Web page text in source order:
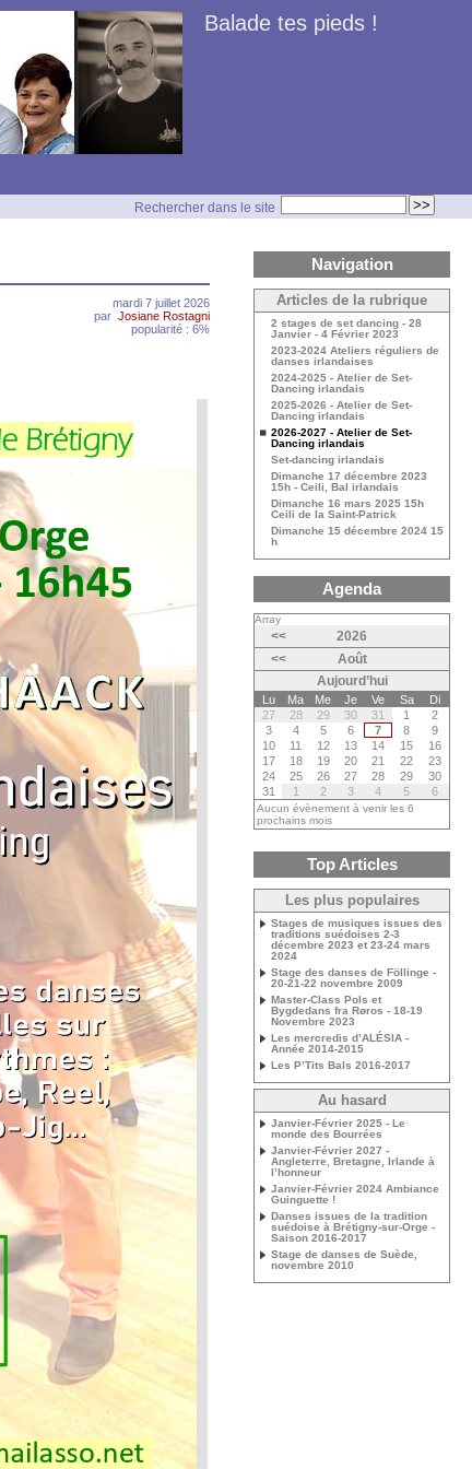
Balade tes pieds !
Rechercher dans le site
mardi 7 juillet 2026
par Josiane Rostagni
popularité : 6%
Navigation
Articles de la rubrique
2 stages de set dancing - 28
Janvier - 4 Février 2023
2023-2024 Ateliers réguliers de
danses irlandaises
2024-2025 - Atelier de Set-
Dancing irlandais
2025-2026 - Atelier de Set-
Dancing irlandais
2026-2027 - Atelier de Set-
Dancing irlandais
Set-dancing irlandais
Dimanche 17 décembre 2023
15h - Ceili, Bal irlandais
Dimanche 16 mars 2025 15h
Ceili de la Saint-Patrick
Dimanche 15 décembre 2024 15
h
Agenda
Array
<<
2026
<<
Août
Aujourd’hui
Lu Ma Me Je Ve Sa
Di
27
28 29 30 31 1
2
3
4 5 6 7 8
9
10
11 12 13 14 15
16
17
18 19 20 21 22
23
24
25 26 27 28 29
30
31
1 2 3 4 5 6
Aucun évènement à venir les 6
prochains mois
Top Articles
Les plus populaires
Stages de musiques issues des
traditions suédoises 2-3
décembre 2023 et 23-24 mars
2024
Stage des danses de Föllinge -
20-21-22 novembre 2009
Master-Class Pols et
Bygdedans fra Røros - 18-19
Novembre 2023
Les mercredis d’ALÉSIA -
Année 2014-2015
Les P’Tits Bals 2016-2017
Au hasard
Janvier-Février 2025 - Le
monde des Bourrées
Janvier-Février 2027 -
Angleterre, Bretagne, Irlande à
l’honneur
Janvier-Février 2024 Ambiance
Guinguette !
Danses issues de la tradition
suédoise à Brétigny-sur-Orge -
Saison 2016-2017
Stage de danses de Suède,
novembre 2010